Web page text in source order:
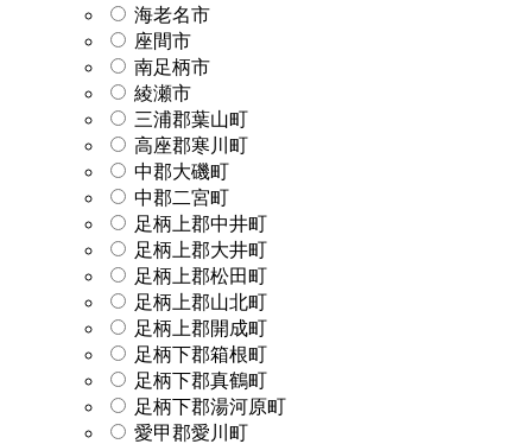
海老名市
座間市
南足柄市
綾瀬市
三浦郡葉山町
高座郡寒川町
中郡大磯町
中郡二宮町
足柄上郡中井町
足柄上郡大井町
足柄上郡松田町
足柄上郡山北町
足柄上郡開成町
足柄下郡箱根町
足柄下郡真鶴町
足柄下郡湯河原町
愛甲郡愛川町